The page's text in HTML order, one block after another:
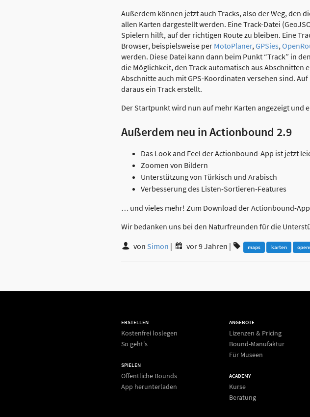
Außerdem können jetzt auch Tracks, also der Weg, den
allen Karten dargestellt werden. Eine Track-Datei
Spielern hilft, auf der richtigen Route zu bleiben. Eine
Browser, beispielsweise per MotoPlaner, GPSies,
werden. Diese Datei kann dann beim Punkt “Track” in
die Möglichkeit, den Track automatisch aus Abschnitten
Abschnitte auch mit GPS-Koordinaten versehen sind.
daraus ein Track erstellt.
Der Startpunkt wird nun auf mehr Karten angezeigt und
Außerdem neu in Actionbound 2.9
Das Look and Feel der Actionbound-App ist jetzt
Zoomen von Bildern
Unterstützung von Türkisch und Arabisch
Verbesserung des Listen-Sortieren-Features
… und vieles mehr! Zum Download der Actionbound-
Wir bedanken uns bei den Naturfreunden für die
von Simon | vor 9 Jahren | maps karten
ERSTELLEN
Kostenfrei loslegen
So geht's
SPIELEN
Öffentliche Bounds
App herunterladen
ANGEBOTE
Lizenzen & Pricing
Bound-Manufaktur
Für Museen
ACADEMY
Kurse
Beratung